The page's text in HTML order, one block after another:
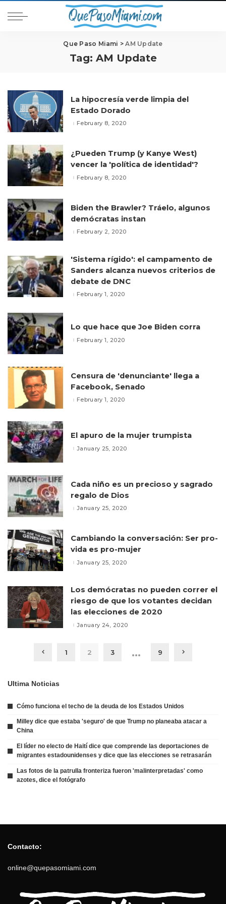
Que Paso Miami >AM Update
Tag: AM Update
La hipocresía verde limpia del
Estado Dorado
February 8, 2020
¿Pueden Trump (y Kanye West)
vencer la 'política de identidad'?
February 8, 2020
Biden the Brawler? Tráelo, algunos
demócratas instan
February 2, 2020
'Sistema rígido': el campamento de
Sanders alcanza nuevos criterios de
debate de DNC
February 1, 2020
Lo que hace que Joe Biden corra
February 1, 2020
Censura de 'denunciante' llega a
Facebook, Senado
February 1, 2020
El apuro de la mujer trumpista
January 25, 2020
Cada niño es un precioso y sagrado
regalo de Dios
January 25, 2020
Cambiando la conversación: Ser pro-
vida es pro-mujer
January 25, 2020
Los demócratas no pueden correr el
riesgo de que los votantes decidan
las elecciones de 2020
January 24, 2020
1 2 3 … 9
Ultima Noticias
Cómo funciona el techo de la deuda de los Estados Unidos
Milley dice que estaba 'seguro' de que Trump no planeaba atacar a
China
El líder no electo de Haití dice que comprende las deportaciones de
migrantes estadounidenses y dice que las elecciones se retrasarán
Las fotos de la patrulla fronteriza fueron 'malinterpretadas' como
azotes, dice el fotógrafo
Contacto:
online@quepasomiami.com